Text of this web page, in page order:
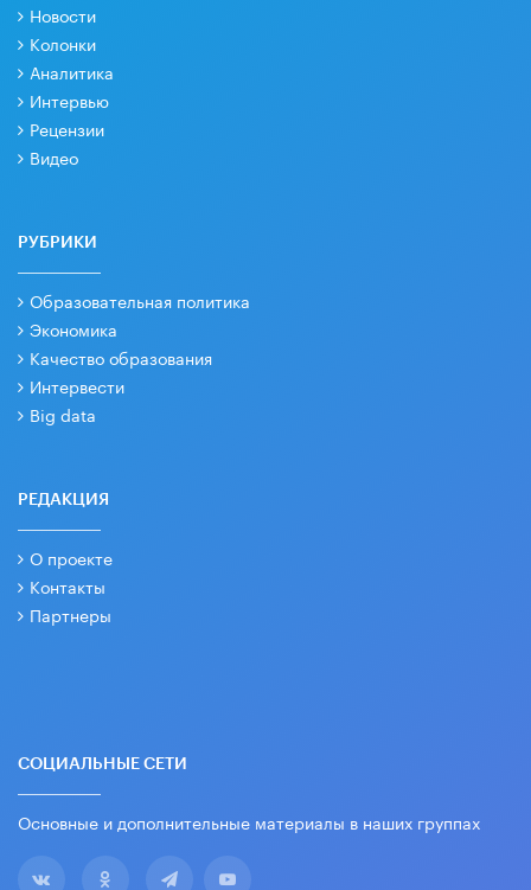
Новости
Колонки
Аналитика
Интервью
Рецензии
Видео
РУБРИКИ
Образовательная политика
Экономика
Качество образования
Интервести
Big data
РЕДАКЦИЯ
О проекте
Контакты
Партнеры
СОЦИАЛЬНЫЕ СЕТИ
Основные и дополнительные материалы в наших группах